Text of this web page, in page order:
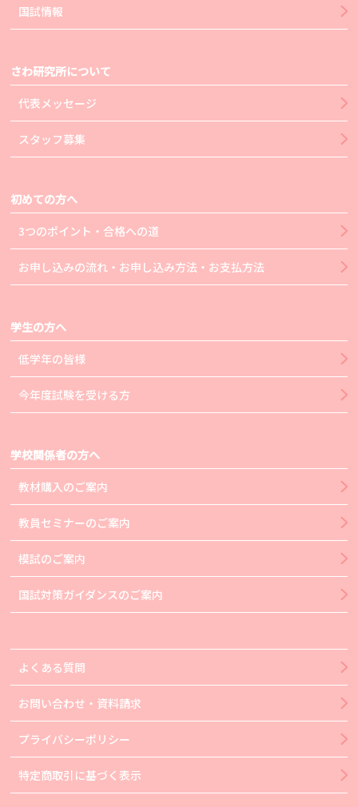
国試情報
さわ研究所について
代表メッセージ
スタッフ募集
初めての方へ
3つのポイント・合格への道
お申し込みの流れ・お申し込み方法・お支払方法
学生の方へ
低学年の皆様
今年度試験を受ける方
学校関係者の方へ
教材購入のご案内
教員セミナーのご案内
模試のご案内
国試対策ガイダンスのご案内
よくある質問
お問い合わせ・資料請求
プライバシーポリシー
特定商取引に基づく表示